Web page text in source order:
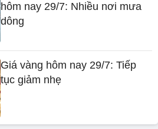
hôm nay 29/7: Nhiều nơi mưa
dông
Giá vàng hôm nay 29/7: Tiếp
tục giảm nhẹ